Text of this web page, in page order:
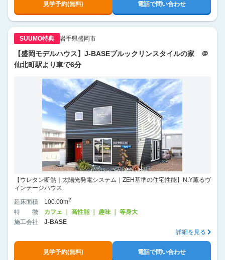
見学予約(無料) 電話で問い合わせ
SUUMO特典 岩手県盛岡市
【盛岡モデルハウス】J-BASEブルックリンスタイルの家 ＠
仙北町駅より車で6分
【ウレタン断熱｜太陽光発電システム｜ZEH基準の住宅性能】N.Y薫るヴ
ィンテージハウス
延床面積
100.00m2
特徴
カフェ ｜ 高性能 ｜ 趣味 ｜ 等身大
施工会社
J-BASE
詳細を見る
見学予約(無料) 電話で問い合わせ